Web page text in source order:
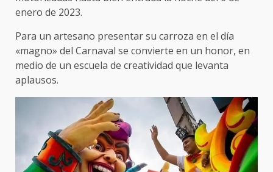
enero de 2023.
Para un artesano presentar su carroza en el día
«magno» del Carnaval se convierte en un honor, en
medio de un escuela de creatividad que levanta
aplausos.